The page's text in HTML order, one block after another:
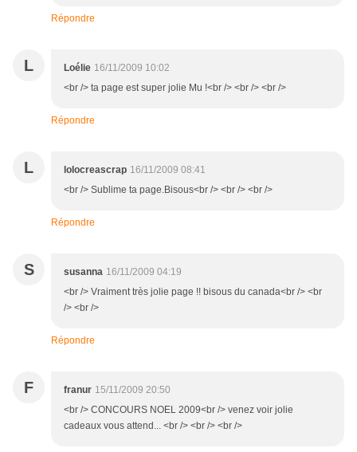
Répondre
L Loélie 16/11/2009 10:02
<br /> ta page est super jolie Mu !<br /> <br /> <br />
Répondre
L lolocreascrap 16/11/2009 08:41
<br /> Sublime ta page.Bisous<br /> <br /> <br />
Répondre
S susanna 16/11/2009 04:19
<br /> Vraiment très jolie page !! bisous du canada<br /> <br
/> <br />
Répondre
F franur 15/11/2009 20:50
<br /> CONCOURS NOEL 2009<br /> venez voir jolie
cadeaux vous attend... <br /> <br /> <br />